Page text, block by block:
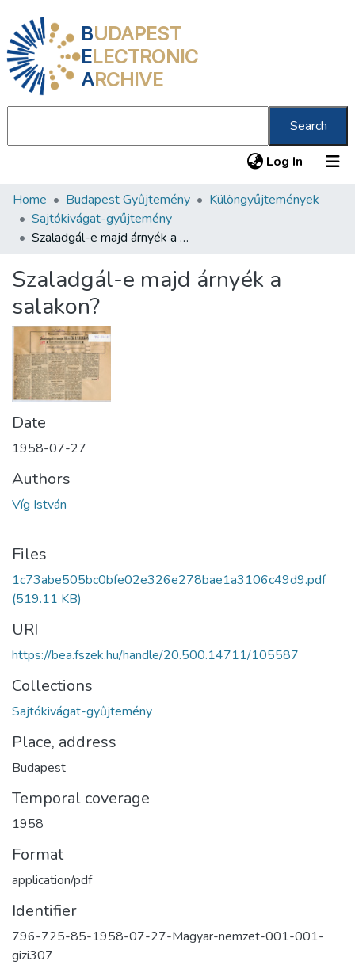
BUDAPEST
ELECTRONIC
ARCHIVE
Search
Log In (current)
Communities & Collections
All of DSpace
About us
Home Budapest Gyűjtemény
Különgyűjtemények
Sajtókivágat-gyűjtemény
Szaladgál-e majd árnyék a salakon?
Szaladgál-e majd árnyék a
salakon?
Date
1958-07-27
Authors
Víg István
Files
1c73abe505bc0bfe02e326e278bae1a3106c49d9.pdf
(519.11 KB)
URI
https://bea.fszek.hu/handle/20.500.14711/105587
Collections
Sajtókivágat-gyűjtemény
Place, address
Budapest
Temporal coverage
1958
Format
application/pdf
Identifier
796-725-85-1958-07-27-Magyar-nemzet-001-001-
gizi307